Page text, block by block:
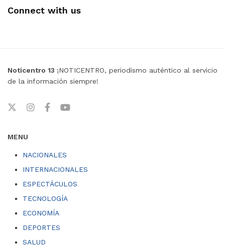
Connect with us
Noticentro 13 ¡NOTICENTRO, periodismo auténtico al servicio
de la información siempre!
MENU
NACIONALES
INTERNACIONALES
ESPECTÁCULOS
TECNOLOGÍA
ECONOMÍA
DEPORTES
SALUD